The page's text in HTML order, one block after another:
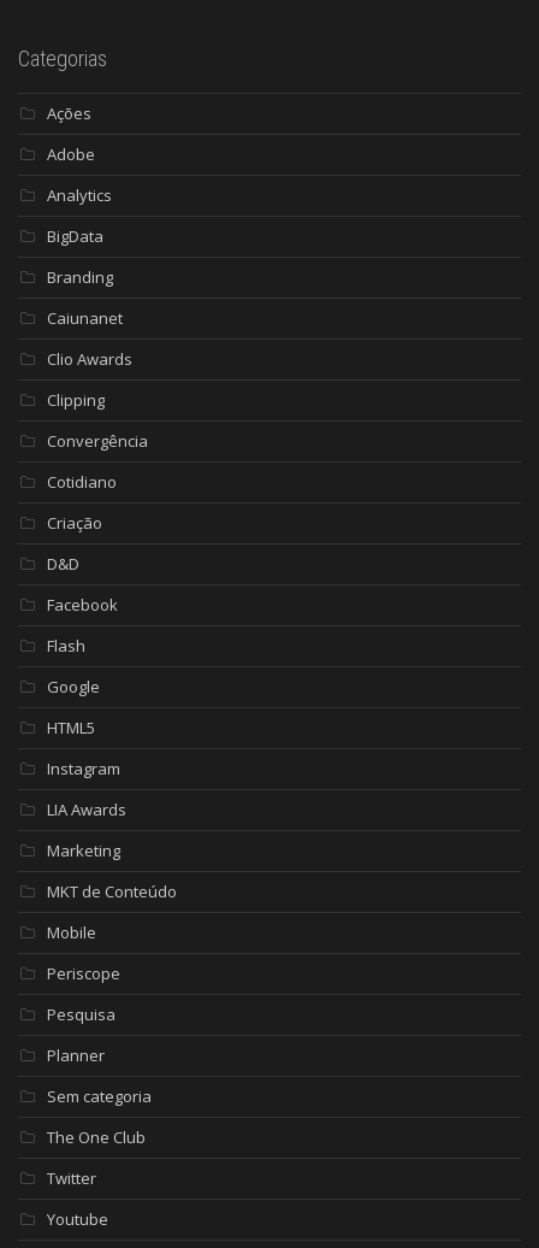
Categorias
Ações
Adobe
Analytics
BigData
Branding
Caiunanet
Clio Awards
Clipping
Convergência
Cotidiano
Criação
D&D
Facebook
Flash
Google
HTML5
Instagram
LIA Awards
Marketing
MKT de Conteúdo
Mobile
Periscope
Pesquisa
Planner
Sem categoria
The One Club
Twitter
Youtube